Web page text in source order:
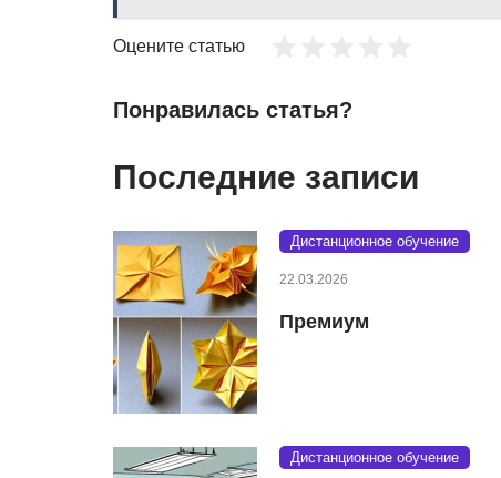
Оцените статью
Понравилась статья?
Последние записи
Дистанционное обучение
22.03.2026
Премиум
Дистанционное обучение